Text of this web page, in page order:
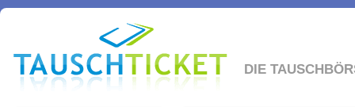
DIE